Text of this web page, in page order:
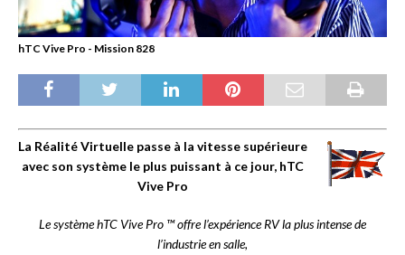
hTC Vive Pro - Mission 828
La Réalité Virtuelle passe à la vitesse supérieure
avec son système le plus puissant à ce jour, hTC
Vive Pro
Le système hTC Vive Pro ™offre l’expérience RV la plus intense de
l’industrie en salle,